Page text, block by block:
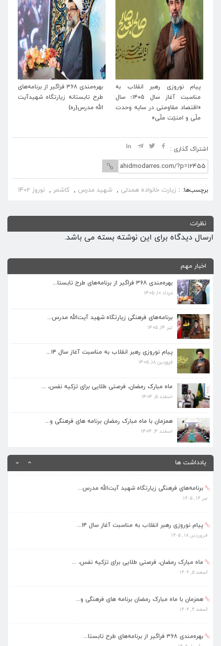
رهبر انقلاب به
مناسبت آغاز سال ۱۴۰۵؛ سال
در سایه وحدت
بهره‌مندی ۳۶۸ فراگیر از برنامه‌های
طرح تابستانه زیارتگاه شهیدآیت
الله مدرس(ره)
برنامه‌های فرهنگی
آیت‌الله مدرس (ره)
اشتراک گذاری :
برچسب‌ها: زیارت خانواده همدلی , شهید مدرس , کاشمر , نوروز 1402
نظرات
ارسال دیدگاه برای این نوشته بسته می باشد.
اخبار مهم
بهره‌مندی ۳۶۸ فراگیر از برنامه‌های طرح تابستا...
مرداد ۱۰, ۱۴۰۵
برنامه‌های فرهنگی زیارتگاه شهید آیت‌الله مدرس...
تیر ۱۴, ۱۴۰۵
پیام نوروزی رهبر انقلاب به مناسبت آغاز سال ۱۴...
فروردین ۱۸, ۱۴۰۵
ماه مبارک رمضان، فرصتی طلایی برای تزکیه نفس، ...
اسفند ۵, ۱۴۰۴
همزمان با ماه مبارک رمضان برنامه های فرهنگی و...
اسفند ۴, ۱۴۰۴
یادداشت ها
برنامه‌های فرهنگی زیارتگاه شهید آیت‌الله مدرس...
پیام نوروزی رهبر انقلاب به مناسبت آغاز سال ۱۴...
ماه مبارک رمضان، فرصتی طلایی برای تزکیه نفس، ...
اسفند ۵, ۱۴۰۴
همزمان با ماه مبارک رمضان برنامه های فرهنگی و...
اسفند ۴, ۱۴۰۴
برنامه‌های فرهنگی زیارتگاه شهید آیت‌الله مدرس...
پیام نوروزی رهبر انقلاب به مناسبت آغاز سال ۱۴...
ماه مبارک رمضان، فرصتی طلایی برای تزکیه نفس، ...
همزمان با ماه مبارک رمضان برنامه های فرهنگی و...
بهره‌مندی ۳۶۸ فراگیر از برنامه‌های طرح تابستا...